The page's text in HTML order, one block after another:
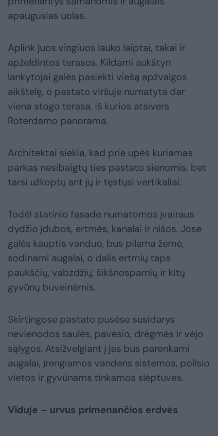
apaugusias uolas.
Aplink juos vingiuos lauko laiptai, takai ir
apželdintos terasos. Kildami aukštyn
lankytojai galės pasiekti viešą apžvalgos
aikštelę, o pastato viršuje numatyta dar
viena stogo terasa, iš kurios atsivers
Roterdamo panorama.
Architektai siekia, kad prie upės kuriamas
parkas nesibaigtų ties pastato sienomis, bet
tarsi užkoptų ant jų ir tęstųsi vertikaliai.
Todėl statinio fasade numatomos įvairaus
dydžio įdubos, ertmės, kanalai ir nišos. Jose
galės kauptis vanduo, bus pilama žemė,
sodinami augalai, o dalis ertmių taps
paukščių, vabzdžių, šikšnosparnių ir kitų
gyvūnų buveinėmis.
Skirtingose pastato pusėse susidarys
nevienodos saulės, pavėsio, drėgmės ir vėjo
sąlygos. Atsižvelgiant į jas bus parenkami
augalai, įrengiamos vandens sistemos, poilsio
vietos ir gyvūnams tinkamos slėptuvės.
Viduje – urvus primenančios erdvės